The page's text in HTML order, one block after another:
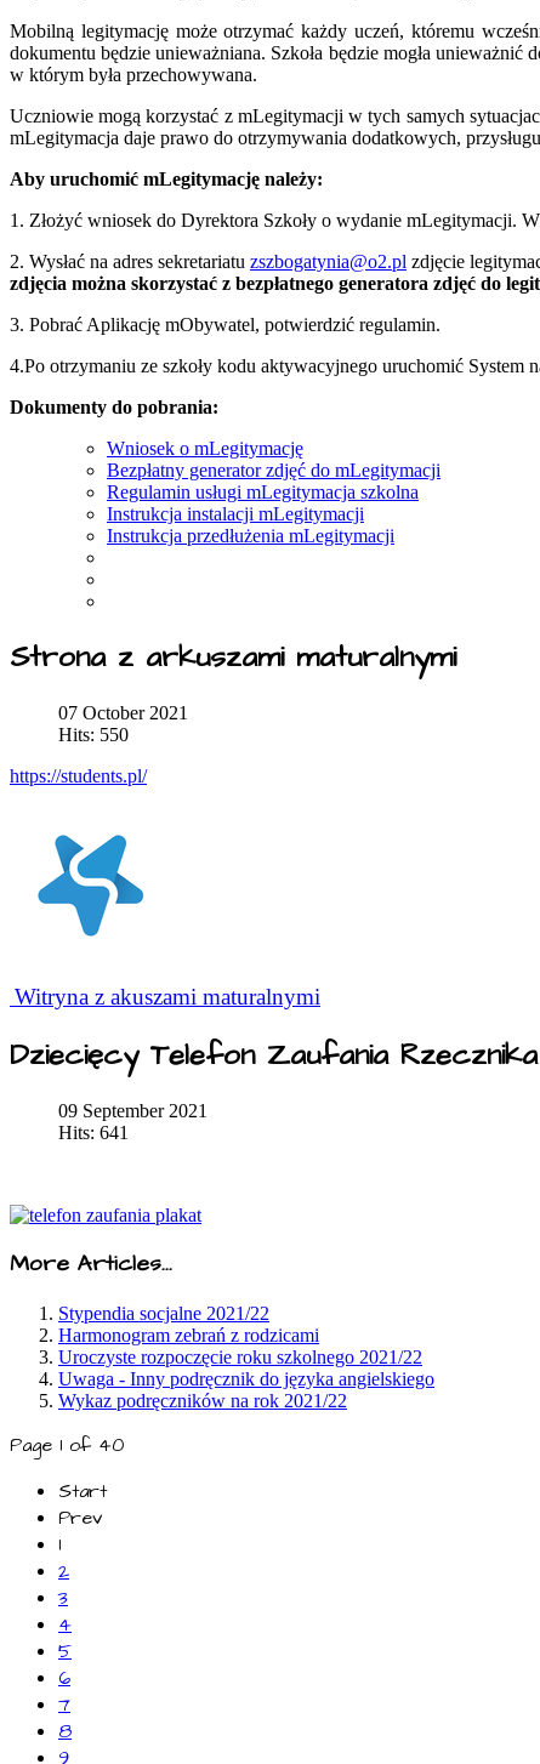
Mobilną legitymację może otrzymać każdy uczeń, któremu
dokumentu będzie unieważniana. Szkoła będzie mogła
w którym była przechowywana.
Uczniowie mogą korzystać z mLegitymacji w tych samych
mLegitymacja daje prawo do otrzymywania dodatkowych,
Aby uruchomić mLegitymację należy:
1. Złożyć wniosek do Dyrektora Szkoły o wydanie mLegitymacji.
2. Wysłać na adres sekretariatu zszbogatynia@o2.pl zdjęcie
zdjęcia można skorzystać z bezpłatnego generatora zdjęć do
3. Pobrać Aplikację mObywatel, potwierdzić regulamin.
4.Po otrzymaniu ze szkoły kodu aktywacyjnego uruchomić System
Dokumenty do pobrania:
Wniosek o mLegitymację
Bezpłatny generator zdjęć do mLegitymacji
Regulamin usługi mLegitymacja szkolna
Instrukcja instalacji mLegitymacji
Instrukcja przedłużenia mLegitymacji
Strona z arkuszami maturalnymi
07 October 2021
Hits: 550
https://students.pl/
Witryna z akuszami maturalnymi
Dziecięcy Telefon Zaufania
09 September 2021
Hits: 641
More Articles...
Stypendia socjalne 2021/22
Harmonogram zebrań z rodzicami
Uroczyste rozpoczęcie roku szkolnego 2021/22
Uwaga - Inny podręcznik do języka angielskiego
Wykaz podręczników na rok 2021/22
Page 1 of 40
Start
Prev
1
2
3
4
5
6
7
8
9